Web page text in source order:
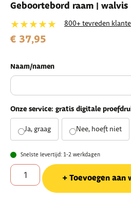
Geboortebord raam | walvis
★★★★★ 800+ tevreden
€ 37,95
Naam/namen
Onze service: gratis digitale
Ja, graag Nee, hoeft niet
Snelste levertijd: 1-2 werkdagen
Toevoegen aan